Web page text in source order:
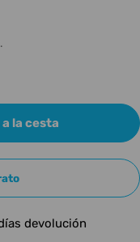
AZ2402 PWF
IBANEZ
la cesta
devolución